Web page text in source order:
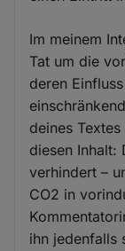
Im meinem
Tat um die
deren
deines
diesen Inhalt:
verhindert –
CO2 in
ihn jedenfalls